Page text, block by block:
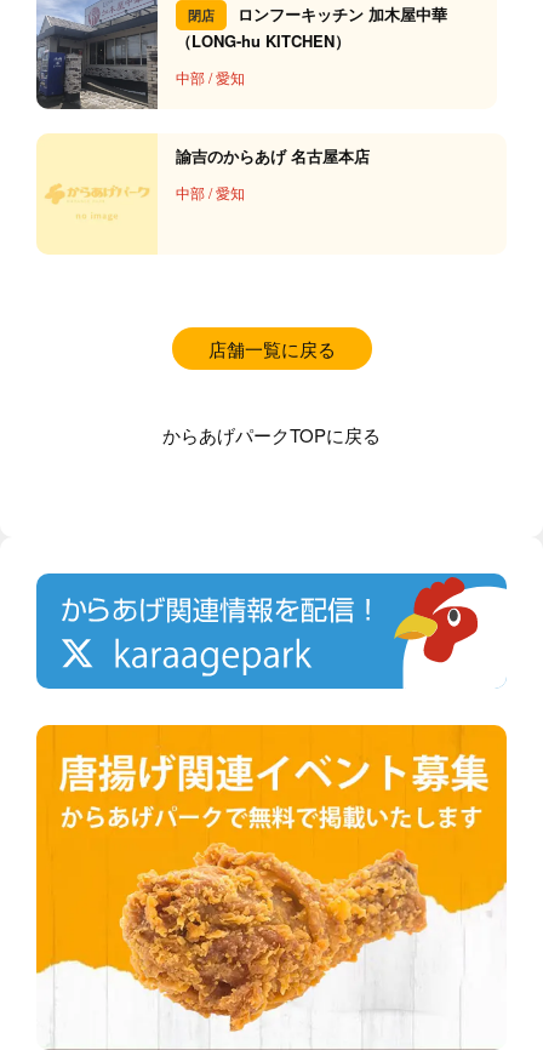
閉店
ロンフーキッチン 加木屋中華
（LONG-hu KITCHEN）
中部/愛知
諭吉のからあげ 名古屋本店
中部/愛知
店舗一覧に戻る
からあげパークTOPに戻る